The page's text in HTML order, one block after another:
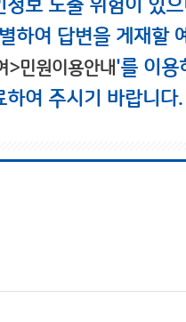
보 노출 위험이 있
하여 답변을 게재할
>민원이용안내'를 이용
여 주시기 바랍니다.